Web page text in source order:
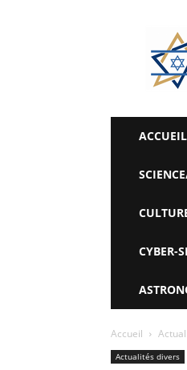
Rak
Be
Israel-
News
ACCUEIL
CYBER-
Accueil
Actualités divers